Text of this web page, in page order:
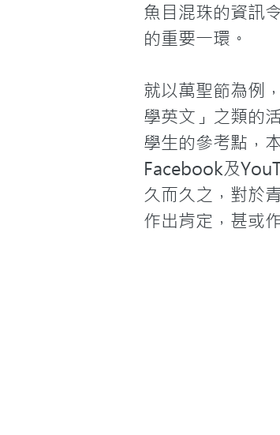
魚目混珠的資訊
的重要一環。
就以萬聖節為例
學英文」之類的
學生的參考點，
Facebook及
久而久之，對於
作出肯定，甚或